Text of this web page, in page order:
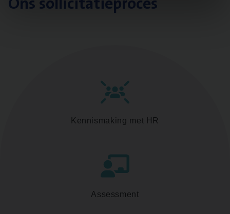
Kennismaking met HR
Assessment